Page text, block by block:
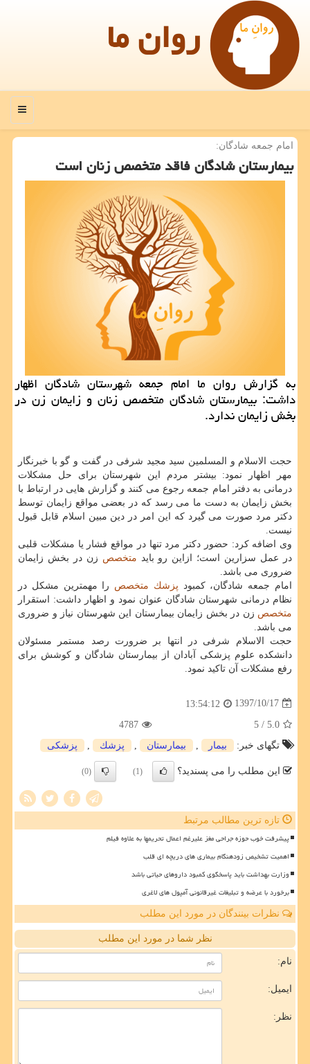
روان ما
منو
امام جمعه شادگان:
بیمارستان شادگان فاقد متخصص زنان است
به گزارش روان ما امام جمعه شهرستان شادگان اظهار
داشت: بیمارستان شادگان متخصص زنان و زایمان زن در
بخش زایمان ندارد.
حجت الاسلام و المسلمین سید مجید شرفی در گفت و گو با خبرنگار
مهر اظهار نمود: بیشتر مردم این شهرستان برای حل مشكلات
درمانی به دفتر امام جمعه رجوع می كنند و گزارش هایی در ارتباط با
بخش زایمان به دست ما می رسد كه در بعضی مواقع زایمان توسط
دكتر مرد صورت می گیرد كه این امر در دین مبین اسلام قابل قبول
نیست.
وی اضافه كرد: حضور دكتر مرد تنها در مواقع فشار یا مشكلات قلبی
در عمل سزارین است؛ ازاین رو باید متخصص زن در بخش زایمان
ضروری می باشد.
امام جمعه شادگان، كمبود پزشك متخصص را مهمترین مشكل در
نظام درمانی شهرستان شادگان عنوان نمود و اظهار داشت: استقرار
متخصص زن در بخش زایمان بیمارستان این شهرستان نیاز و ضروری
می باشد.
حجت الاسلام شرفی در انتها بر ضرورت رصد مستمر مسئولان
دانشكده علوم پزشكی آبادان از بیمارستان شادگان و كوشش برای
رفع مشكلات آن تاكید نمود.
1397/10/17
13:54:12
5.0
/ 5
4787
تگهای خبر:
بیمار بیمارستان پزشك پزشكی
این مطلب را می پسندید؟ (1)
(0)
تازه ترین مطالب مرتبط
پیشرفت خوب حوزه جراحی مغز علیرغم اعمال تحریمها به علاوه فیلم
اهمیت تشخیص زودهنگام بیماری های دریچه ای قلب
وزارت بهداشت باید پاسخگوی کمبود داروهای حیاتی باشد
برخورد با عرضه و تبلیغات غیرقانونی آمپول های لاغری
نظرات بینندگان در مورد این مطلب
نظر شما در مورد این مطلب
نام:
ایمیل:
نظر: